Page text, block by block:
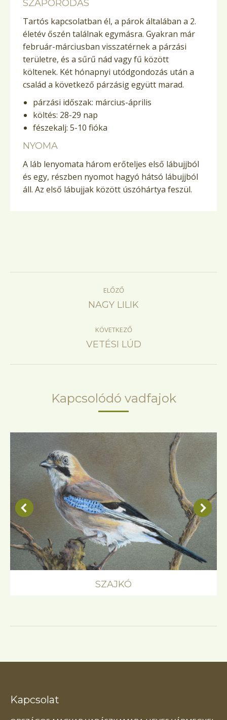
SZAPORODÁS
Tartós kapcsolatban él, a párok általában a 2.
életév őszén találnak egymásra. Gyakran már
február-márciusban visszatérnek a párzási
területre, és a sűrű nád vagy fű között
költenek. Két hónapnyi utódgondozás után a
család a következő párzásig együtt marad.
párzási időszak: március-április
költés: 28-29 nap
fészekalj: 5-10 fióka
NYOMA
A láb lenyomata három erőteljes első lábujjból
és egy, részben nyomot hagyó hátsó lábujjból
áll. Az első lábujjak között úszóhártya feszül.
navigation
ELŐZŐ
Previous
NAGY LILIK
KÖVETKEZŐ
Next
VETÉSI LÚD
Kapcsolódó vadfajok
SZAJKÓ
Kapcsolat